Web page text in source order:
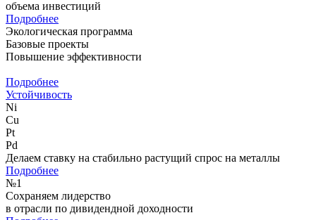
объема инвестиций
Подробнее
Экологическая программа
Базовые проекты
Повышение эффективности
Подробнее
Устойчивость
Ni
Cu
Pt
Pd
Делаем ставку на стабильно растущий спрос на металлы
Подробнее
№1
Сохраняем лидерство
в отрасли по дивидендной доходности